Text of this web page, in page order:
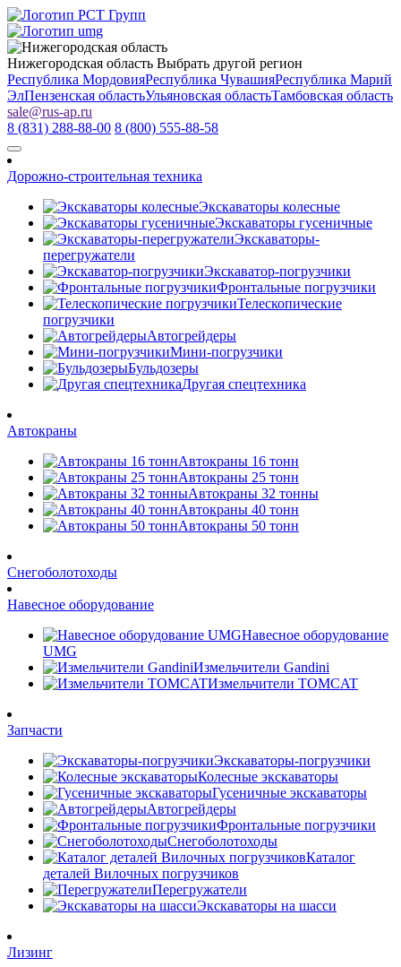
Нижегородская область Выбрать другой регион
Республика МордовияРеспублика ЧувашияРеспублика Марий
ЭлПензенская областьУльяновская областьТамбовская область
sale@rus-ap.ru
8 (831) 288-88-00 8 (800) 555-88-58
Дорожно-строительная техника
Экскаваторы колесные
Экскаваторы гусеничные
Экскаваторы-
перегружатели
Экскаватор-погрузчики
Фронтальные погрузчики
Телескопические
погрузчики
Автогрейдеры
Мини-погрузчики
Бульдозеры
Другая спецтехника
Автокраны
Автокраны 16 тонн
Автокраны 25 тонн
Автокраны 32 тонны
Автокраны 40 тонн
Автокраны 50 тонн
Снегоболотоходы
Навесное оборудование
Навесное оборудование
UMG
Измельчители Gandini
Измельчители TOMCAT
Запчасти
Экскаваторы-погрузчики
Колесные экскаваторы
Гусеничные экскаваторы
Автогрейдеры
Фронтальные погрузчики
Снегоболотоходы
Каталог
деталей Вилочных погрузчиков
Перегружатели
Экскаваторы на шасси
Лизинг